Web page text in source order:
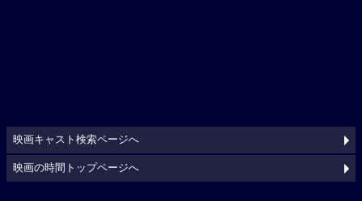
映画キャスト検索ページへ
映画の時間トップページへ